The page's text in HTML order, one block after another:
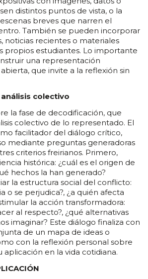
distintos puntos de vista, o la
breves que narren el
También se pueden incorporar
noticias recientes o materiales
propios estudiantes. Lo importante
una representación
que invite a la reflexión sin
colectivo
la fase de decodificación, que
colectivo de lo representado. El
facilitador del diálogo crítico,
mediante preguntas generadoras
criterios freirianos. Primero,
histórica: ¿cuál es el origen de
hechos la han generado?
la estructura social del conflicto:
o se perjudica?, ¿a quién afecta
la acción transformadora:
al respecto?, ¿qué alternativas
imaginar? Este diálogo finaliza con
de un mapa de ideas o
con la reflexión personal sobre
aplicación en la vida cotidiana.